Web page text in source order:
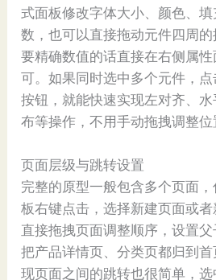
式面板修改字体大小、颜色、
数，也可以直接拖动元件四周
要精确数值的话直接在右侧属
可。如果同时选中多个元件，
按钮，就能快速实现左对齐、
布等操作，不用手动拖拽调整位
页面层级与跳转设置
完整的原型一般包含多个页面
板右键点击，选择新建页面或
直接拖拽页面调整顺序，设置
把产品详情页、分类页都归到
现页面之间的跳转也很简单，